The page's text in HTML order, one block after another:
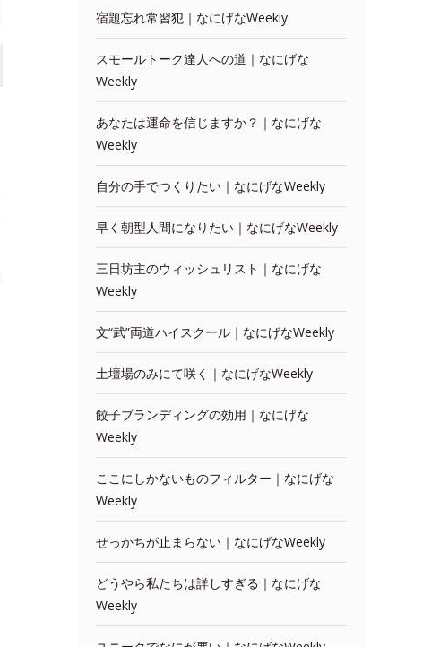
宿題忘れ常習犯｜なにげなWeekly
スモールトーク達人への道｜なにげな
Weekly
あなたは運命を信じますか？｜なにげな
Weekly
自分の手でつくりたい｜なにげなWeekly
早く朝型人間になりたい｜なにげなWeekly
三日坊主のウィッシュリスト｜なにげな
Weekly
文“武”両道ハイスクール｜なにげなWeekly
土壇場のみにて咲く｜なにげなWeekly
餃子ブランディングの効用｜なにげな
Weekly
ここにしかないものフィルター｜なにげな
Weekly
せっかちが止まらない｜なにげなWeekly
どうやら私たちは詳しすぎる｜なにげな
Weekly